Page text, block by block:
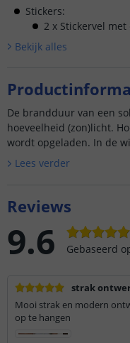
Stickers:
2 x Stickervel
Bekijk alles
De brandduur van een
hoeveelheid (zon)licht.
wordt opgeladen. In de
Lees verder
Reviews
9.6 Gebaseerd
strak
Mooi strak en modern
op te hangen